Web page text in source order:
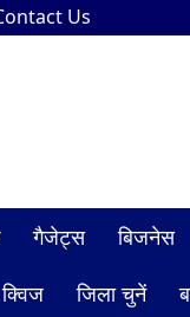
Us
गैजेट्स बिजनेस
जिला चुनें